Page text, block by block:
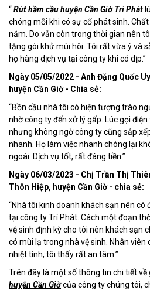
“Rút hầm cầu huyện Cần Giờ Trí Phát
chóng mỗi khi có sự cố phát sinh.
năm. Do vẫn còn trong thời gian nên
tặng gói khử mùi hôi. Tôi rất vừa ý và
họ hàng dịch vụ tại công ty khi có dịp.”
Ngày 05/05/2022 - Anh Đặng Quốc
huyện Cần Giờ - Chia sẻ:
“Bồn cầu nhà tôi có hiện tượng trào
nhờ công ty đến xử lý gấp. Lúc gọi
nhưng không ngờ công ty cũng sắp
nhanh. Họ làm việc nhanh chóng lại
ngoài. Dịch vụ tốt, rất đáng tiền.”
Ngày 06/03/2023 - Chị Trần Thị
Thôn Hiệp, huyện Cần Giờ - chia sẻ:
“Nhà tôi kinh doanh khách sạn nên có
tại công ty Trí Phát. Cách một đoạn
vệ sinh định kỳ cho tôi nên khách sạn
có mùi lạ trong nhà vệ sinh. Nhân
nhiệt tình, tôi thấy rất an tâm.”
Trên đây là một số thông tin chi tiết về
huyện Cần Giờcủa công ty chúng tôi,